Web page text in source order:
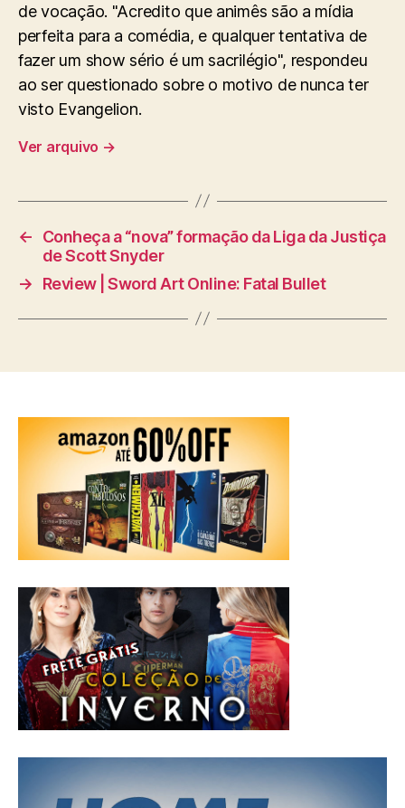
de vocação. "Acredito que animês são a mídia
perfeita para a comédia, e qualquer tentativa de
fazer um show sério é um sacrilégio", respondeu
ao ser questionado sobre o motivo de nunca ter
visto Evangelion.
Ver arquivo →
←
Conheça a “nova” formação da Liga da Justiça
de Scott Snyder
→
Review | Sword Art Online: Fatal Bullet